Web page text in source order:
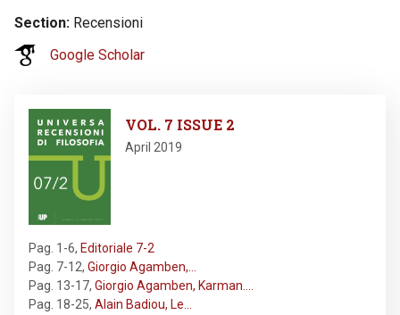
Section Recensioni
Google Scholar
VOL. 7 ISSUE 2
April 2019
Pag. 1-6, Editoriale 7-2
Pag. 7-12, Giorgio Agamben,…
Pag. 13-17, Giorgio Agamben, Karman.…
Pag. 18-25, Alain Badiou, Le…